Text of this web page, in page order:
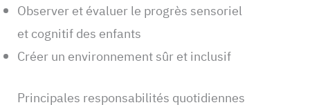
Observer et évaluer le progrès sensoriel
et cognitif des enfants
Créer un environnement sûr et inclusif
Principales responsabilités quotidiennes